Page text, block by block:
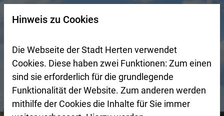
Zur Startseite (Schnelltaste 0)
Zum Seitenanfang springen (Schnelltaste A)
Zur Navigation/Menü springen (Schnelltaste M)
Zur Suche springen (Schnelltaste 8)
Zum Inhalt springen (Schnelltaste I)
Zum Fußbereich springen (Schnelltaste Z)
Suchseite mit Schnellsuche
Hinweis zu Cookies
Die Webseite der Stadt Herten verwendet
Cookies. Diese haben zwei Funktionen: Zum einen
sind sie erforderlich für die grundlegende
Funktionalität der Website. Zum anderen werden
mithilfe der Cookies die Inhalte für Sie immer